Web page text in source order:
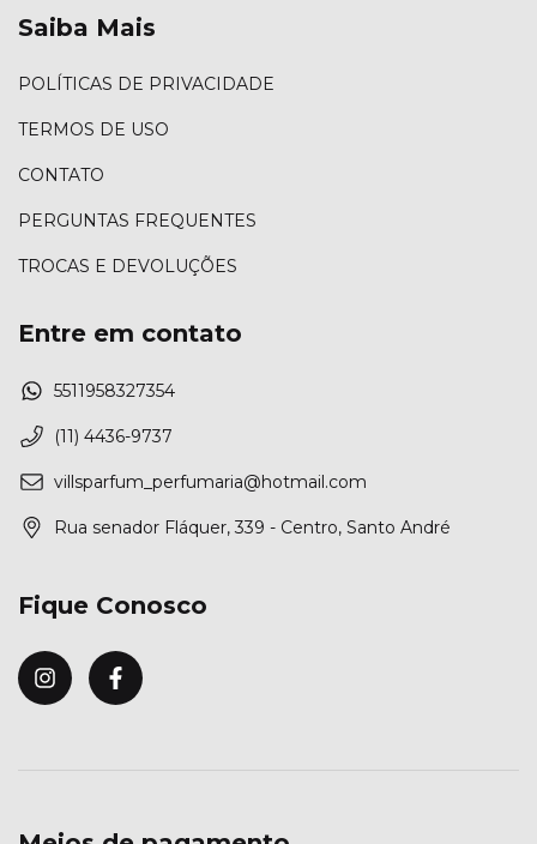
Saiba Mais
POLÍTICAS DE PRIVACIDADE
TERMOS DE USO
CONTATO
PERGUNTAS FREQUENTES
TROCAS E DEVOLUÇÕES
Entre em contato
5511958327354
(11) 4436-9737
villsparfum_perfumaria@hotmail.com
Rua senador Fláquer, 339 - Centro, Santo André
Fique Conosco